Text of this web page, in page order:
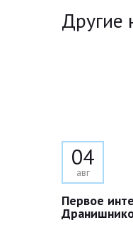
Другие
04
авг
Первое